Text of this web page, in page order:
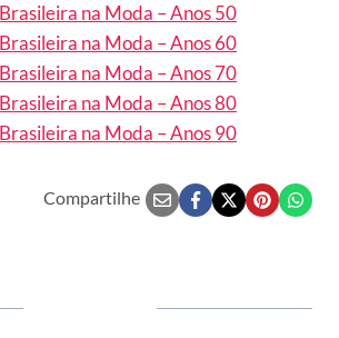
na Moda – Anos 50
na Moda – Anos 60
na Moda – Anos 70
na Moda – Anos 80
na Moda – Anos 90
Compartilhe